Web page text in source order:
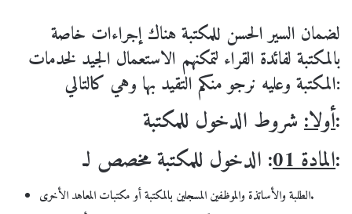
لضمان السير الحسن للمكتبة هناك إجراءات خاصة
بالمكتبة لفائدة القراء لتمكنهم الاستعمال الجيد لخدمات
المكتبة وعليه نرجو منكم التقيد بها وهي كالتالي:
أولا:شروط الدخول للمكتبة:
المادة 01
: الدخول للمكتبة مخصص لـ:
الطلبة والأساتذة والموظفين المسجلين بالمكتبة أو مكتبات المعاهد الأخرى.